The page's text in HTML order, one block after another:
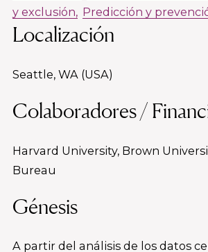
y exclusión Predicción y
Localización
Seattle, WA (USA)
Colaboradores /
Harvard University, Brown
Bureau
Génesis
A partir del análisis de los datos